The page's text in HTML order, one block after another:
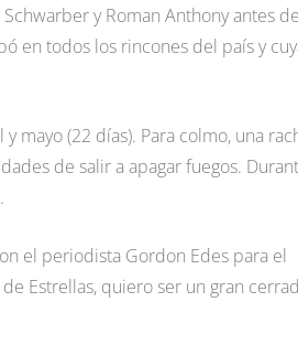
y Roman Anthony antes de
en todos los rincones del país y
mayo (22 días). Para colmo, una
de salir a apagar fuegos.
el periodista Gordon Edes para el
Estrellas, quiero ser un gran